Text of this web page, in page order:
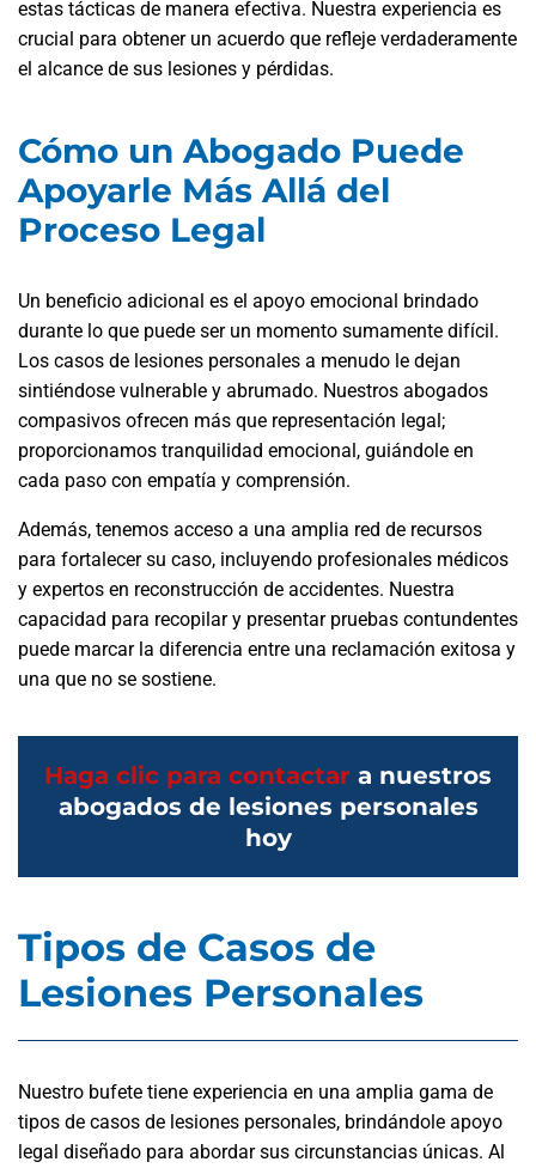
estas tácticas de manera efectiva. Nuestra experiencia es
crucial para obtener un acuerdo que refleje verdaderamente
el alcance de sus lesiones y pérdidas.
Cómo un Abogado Puede
Apoyarle Más Allá del
Proceso Legal
Un beneficio adicional es el apoyo emocional brindado
durante lo que puede ser un momento sumamente difícil.
Los casos de lesiones personales a menudo le dejan
sintiéndose vulnerable y abrumado. Nuestros abogados
compasivos ofrecen más que representación legal;
proporcionamos tranquilidad emocional, guiándole en
cada paso con empatía y comprensión.
Además, tenemos acceso a una amplia red de recursos
para fortalecer su caso, incluyendo profesionales médicos
y expertos en reconstrucción de accidentes. Nuestra
capacidad para recopilar y presentar pruebas contundentes
puede marcar la diferencia entre una reclamación exitosa y
una que no se sostiene.
Haga clic para contactar a nuestros
abogados de lesiones personales
hoy
Tipos de Casos de
Lesiones Personales
Nuestro bufete tiene experiencia en una amplia gama de
tipos de casos de lesiones personales, brindándole apoyo
legal diseñado para abordar sus circunstancias únicas. Al